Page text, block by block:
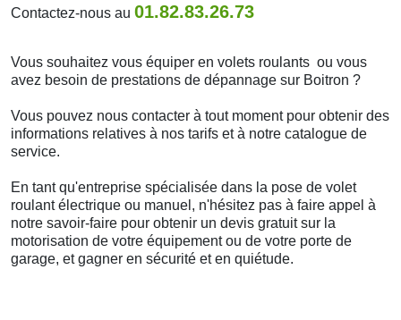
Contactez-nous au 01.82.83.26.73
Vous souhaitez vous équiper en volets roulants ou vous
avez besoin de prestations de dépannage sur Boitron ?
Vous pouvez nous contacter à tout moment pour obtenir des
informations relatives à nos tarifs et à notre catalogue de
service.
En tant qu'entreprise spécialisée dans la pose de volet
roulant électrique ou manuel, n'hésitez pas à faire appel à
notre savoir-faire pour obtenir un devis gratuit sur la
motorisation de votre équipement ou de votre porte de
garage, et gagner en sécurité et en quiétude.